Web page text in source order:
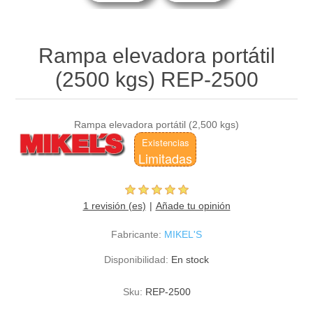
Rampa elevadora portátil
(2500 kgs) REP-2500
Rampa elevadora portátil (2,500 kgs)
Existencias
Limitadas
1 revisión (es) Añade tu opinión
Fabricante: MIKEL'S
Disponibilidad: En stock
Sku: REP-2500